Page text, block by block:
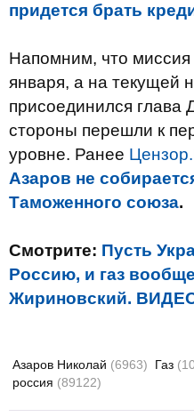
придется брать
Напомним, что
января, а на текущей
присоединился глава
стороны перешли к
уровне. Ранее
Азаров не
Таможенного союза.
Смотрите: Пусть
Россию, и газ
Жириновский.
Азаров Николай (6963) Газ
россия (89122)